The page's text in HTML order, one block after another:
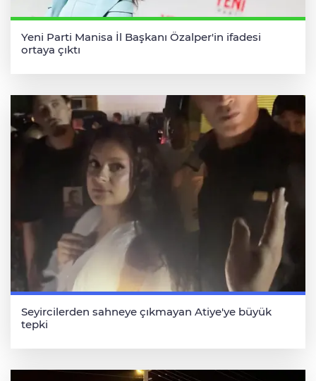
Yeni Parti Manisa İl Başkanı Özalper'in ifadesi
ortaya çıktı
Seyircilerden sahneye çıkmayan Atiye'ye büyük
tepki